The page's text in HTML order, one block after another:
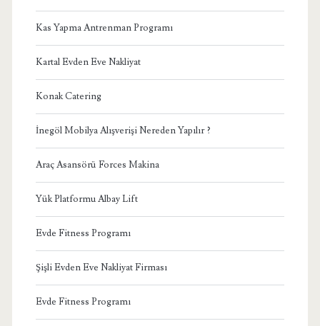
Kas Yapma Antrenman Programı
Kartal Evden Eve Nakliyat
Konak Catering
İnegöl Mobilya Alışverişi Nereden Yapılır ?
Araç Asansörü Forces Makina
Yük Platformu Albay Lift
Evde Fitness Programı
Şişli Evden Eve Nakliyat Firması
Evde Fitness Programı